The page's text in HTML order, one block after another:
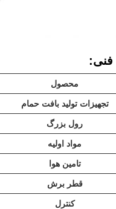
فنی:
محصول
تجهیزات تولید بافت حمام
رول بزرگ
مواد اولیه
تامین هوا
قطر برش
کنترل